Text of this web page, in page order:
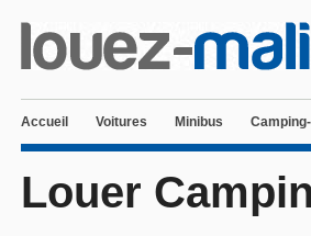
Accueil Voitures Minibus
Louer